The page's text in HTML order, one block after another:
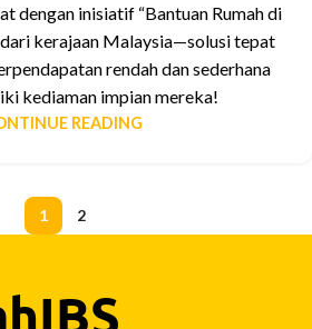
dengan inisiatif “Bantuan Rumah di
dari kerajaan Malaysia—solusi tepat
rendah dan sederhana
kediaman impian mereka!
READING
1
2